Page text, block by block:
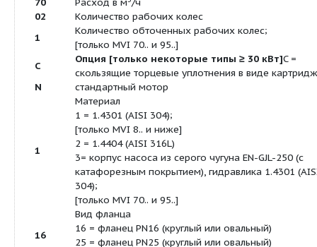
Продуктовая линейка:
Multivert MVI
насосы
Посмотреть все продукты этой линейки
Нормальновсасывающий многоступенчатый